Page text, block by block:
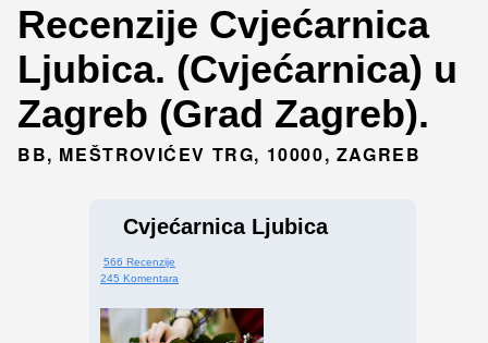
Recenzije Cvjećarnica
Ljubica. (Cvjećarnica) u
Zagreb (Grad Zagreb).
BB, MEŠTROVIĆEV TRG, 10000, ZAGREB
Cvjećarnica Ljubica
566 Recenzije
245 Komentara